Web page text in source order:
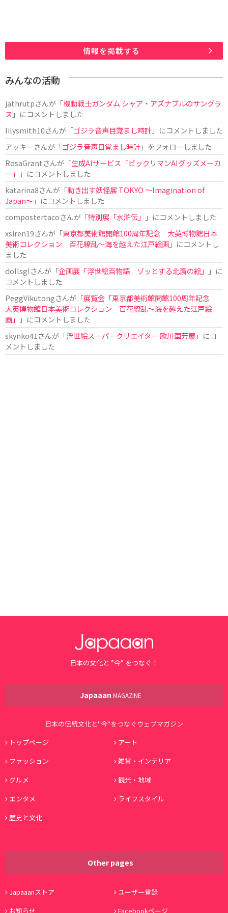
情報を掲載する
みんなの活動
jathrutpさんが「機動戦士ガンダム シャア・アズナブルのサングラ
ス 」にコメントしました
lilysmith10さんが「ゴジラ音声目覚まし時計」にコメントしました
アッキーさんが「ゴジラ音声目覚まし時計」をフォローしました
RosaGrantさんが「生成AIサービス「ビックリマンAIグッズメーカ
ー」
」にコメントしました
katarina8さんが「動き出す妖怪展 TOKYO 〜Imagination of
Japan〜」にコメントしました
compostertacoさんが「特別展「水滸伝」
」にコメントしました
xsiren19さんが「東京都美術館開館100周年記念 大英博物館日本
美術コレクション 百花繚乱～海を越えた江戸絵画」にコメントし
ました
dollsglさんが「企画展「浮世絵百物語 ゾッとする北斎の絵」
」に
コメントしました
PeggVikutongさんが「展覧会「東京都美術館開館100周年記念
大英博物館日本美術コレクション 百花繚乱〜海を越えた江戸絵
画」
」にコメントしました
skynko41 さんが「浮世絵スーパークリエイター 歌川国芳展 」にコ
メントしました
日本の文化と ”今” をつなぐ！
Japaaan MAGAZINE
日本の伝統文化と"今"をつなぐウェブマガジン
トップページ
アート
ファッション
雑貨・インテリア
グルメ
観光・地域
エンタメ
ライフスタイル
歴史と文化
Other pages
Japaaanストア
ユーザー登録
お知らせ
Facebookページ